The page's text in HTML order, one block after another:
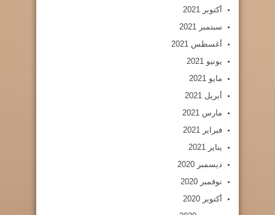
أكتوبر 2021
سبتمبر 2021
أغسطس 2021
يونيو 2021
مايو 2021
أبريل 2021
مارس 2021
فبراير 2021
يناير 2021
ديسمبر 2020
نوفمبر 2020
أكتوبر 2020